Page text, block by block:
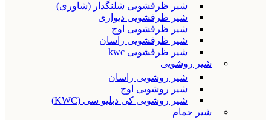
شیر ظرفشویی شلنگدار (شاوری)
شیر ظرفشویی دیواری
شیر ظرفشویی اوج
شیر ظرفشویی راسان
شیر ظرفشویی kwc
شیر روشویی
شیر روشویی راسان
شیر روشویی اوج
شیر روشویی کی دبلیو سی (KWC)
شیر حمام